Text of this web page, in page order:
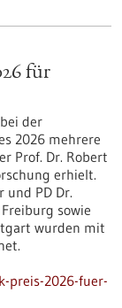
für
der
2026 mehrere
Prof. Dr. Robert
erhielt.
und PD Dr.
sowie
wurden mit
preis-2026-fuer-